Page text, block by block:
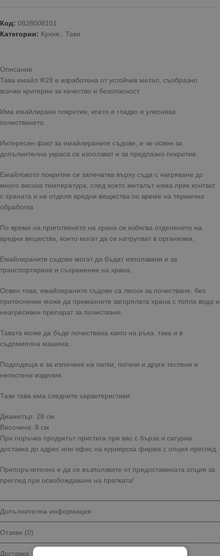
Код: 0828008101
Категории: Кухня Тави
Описание
Тава емайл Ф28 е изработена от устойчив метал, съобразно
всички критерии за качество и безопасност.
Има емайлирано покритие, което е гладко и улеснява
почистването.
Интересен факт за емайлираните съдове, е че освен за
допълнителна украса се използват и за предпазно покритие.
Емайловото покритие се запечатва върху съда с нагряване до
много висока температура, след което металът няма пряк контакт
с храната и не отделя вредни вещества по време на термична
обработка
По време на приготвянето на храна се избягва отделянето на
вредни вещества, които могат да се натрупват в организма.
Емайлираните съдове могат да бъдат използвани и за
транспортиране и съхранение на храна.
Освен това, емайлираните съдове са лесни за почистване, без
притеснение може да премахнете загорялата храна с топла вода и
неагресивен препарат за почистване.
Тавата може да бъде почиствана както на ръка, така и в
съдомиялна машина.
Подходяща е за изпичане на питки, погачи и други тестени и
нетестени изделия.
Тази тава има следните характеристики:
Диаметър: 28 см
Височина: 8 см
При поръчка продуктът пристига при вас с бърза и сигурна
доставка до адрес или офис на куриерска фирма с опция преглед.
Препоръчително е да се възползвате от предоставената опция за
преглед при освобождаване на пратката!
Допълнителна информация
Отзиви (0)
Доставка